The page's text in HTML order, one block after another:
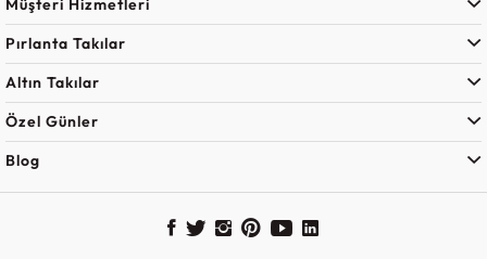
Pırlanta Takılar
Altın Takılar
Özel Günler
Blog